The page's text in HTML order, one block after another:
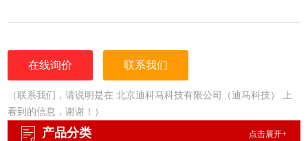
• 详尽的分析证书（COA）
• 更为人性化的小包装量，利于保存，节约成本
在线询价 联系我们
（联系我们，请说明是在 北京迪科马科技有限公司（迪马科技） 上
看到的信息，谢谢！）
产品分类 点击展开+